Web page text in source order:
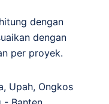
dengan
dengan
per proyek.
, Upah, Ongkos